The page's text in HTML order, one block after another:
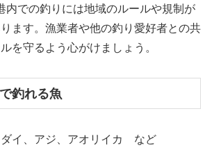
内での釣りには地域のルールや規制が
ます。漁業者や他の釣り愛好者との共
を守るよう心がけましょう。
釣れる魚
ダイ、アジ、アオリイカ など